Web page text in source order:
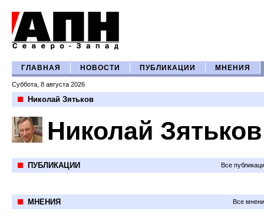
ГЛАВНАЯ НОВОСТИ ПУБЛИКАЦИИ МНЕНИЯ
Суббота, 8 августа 2026
Николай Зятьков
Николай Зятьков
ПУБЛИКАЦИИ Все
МНЕНИЯ Все